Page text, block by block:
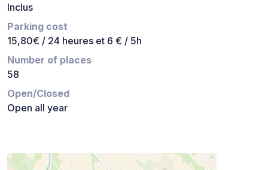
Inclus
Parking cost
15,80€ / 24 heures et 6 € / 5h
Number of places
58
Open/Closed
Open all year